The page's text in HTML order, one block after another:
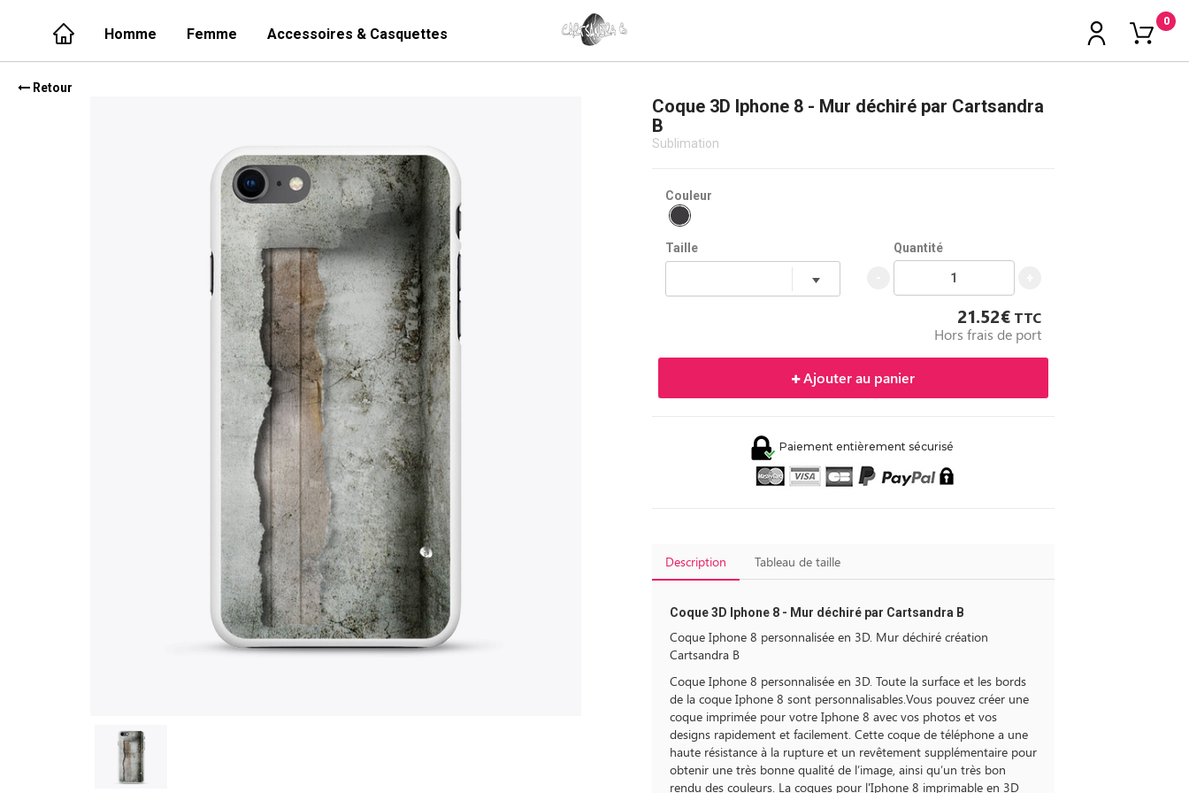
Homme Femme Accessoires & Casquettes
0
Retour
Coque 3D Iphone 8 - Mur déchiré par Cartsandra
B
Sublimation
Couleur
Taille Quantité
21.52€ TTC
Hors frais de port
Ajouter au panier
Paiement entièrement sécurisé
Description Tableau de taille
Coque 3D Iphone 8 - Mur déchiré par Cartsandra B
Coque Iphone 8 personnalisée en 3D. Mur déchiré création
Cartsandra B
Coque Iphone 8 personnalisée en 3D. Toute la surface et les bords
de la coque Iphone 8 sont personnalisables.Vous pouvez créer une
coque imprimée pour votre Iphone 8 avec vos photos et vos
designs rapidement et facilement. Cette coque de téléphone a une
haute résistance à la rupture et un revêtement supplémentaire pour
obtenir une très bonne qualité de l’image, ainsi qu’un très bon
rendu des couleurs. La coques pour l'Iphone 8 imprimable en 3D